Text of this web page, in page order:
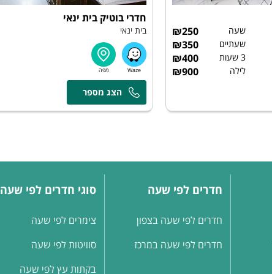
שעה ₪250
שעתיים ₪350
3 שעות ₪400
לילה ₪900
חדרי בוטיק בית ינאי
בית ינאי
חדרים לפי שעה
חדרים לפי שעה בצפון
חדרים לפי שעה במרכז
סוגי חדרים לפי שעה
צימרים לפי שעה
סוויטות לפי שעה
בקתות עץ לפי שעה